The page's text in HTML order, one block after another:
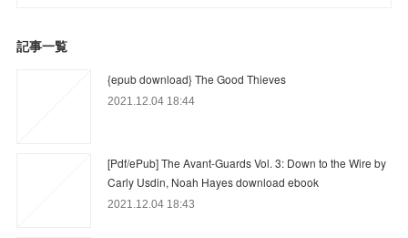
記事一覧
{epub download} The Good Thieves
2021.12.04 18:44
[Pdf/ePub] The Avant-Guards Vol. 3: Down to the Wire by
Carly Usdin, Noah Hayes download ebook
2021.12.04 18:43